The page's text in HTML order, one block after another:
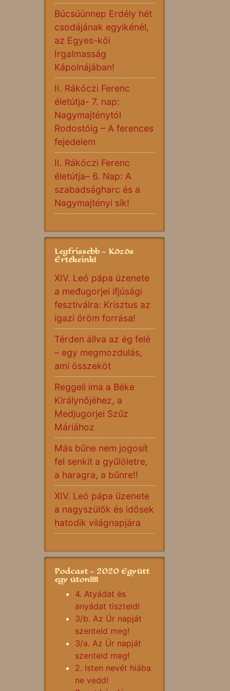
Búcsúünnep Erdély hét
csodájának egyikénél,
az Egyes-kői
Irgalmasság
Kápolnájában!
II. Rákóczi Ferenc
életútja- 7. nap:
Nagymajténytól
Rodostóig – A ferences
fejedelem
II. Rákóczi Ferenc
életútja– 6. Nap: A
szabadságharc és a
Nagymajtényi sík!
Legfrissebb - Közös
Értékeink!
XIV. Leó pápa üzenete
a međugorjei ifjúsági
fesztiválra: Krisztus az
igazi öröm forrása!
Térden állva az ég felé
– egy megmozdulás,
ami összeköt
Reggeli ima a Béke
Királynőjéhez, a
Medjugorjei Szűz
Máriához
Más bűne nem jogosít
fel senkit a gyűlöletre,
a haragra, a bűnre!!
XIV. Leó pápa üzenete
a nagyszülők és idősek
hatodik világnapjára
Podcast - 2020 Együtt
egy úton!!!!
4. Atyádat és
anyádat tiszteld!
3/b. Az Úr napját
szenteld meg!
3/a. Az Úr napját
szenteld meg!
2. Isten nevét hiába
ne vedd!